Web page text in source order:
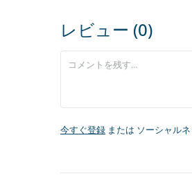
レビュー (0)
今すぐ登録 または ソーシャル